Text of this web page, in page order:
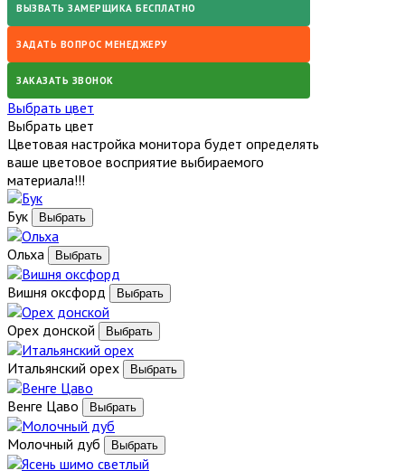
ВЫЗВАТЬ ЗАМЕРЩИКА БЕСПЛАТНО
ЗАДАТЬ ВОПРОС МЕНЕДЖЕРУ
ЗАКАЗАТЬ ЗВОНОК
Выбрать цвет
Выбрать цвет
Цветовая настройка монитора будет определять
ваше цветовое восприятие выбираемого
материала!!!
Бук
Ольха
Вишня оксфорд
Орех донской
Итальянский орех
Венге Цаво
Молочный дуб